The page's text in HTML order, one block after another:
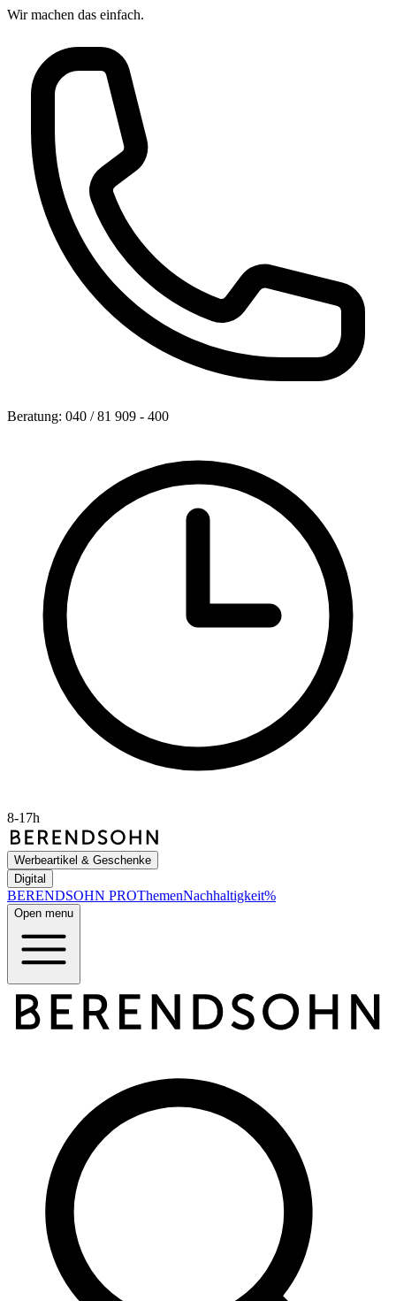
Wir machen das einfach.
Beratung: 040 / 81 909 - 400
8-17h
Werbeartikel & Geschenke
Digital
BERENDSOHN PROThemenNachhaltigkeit%
Open menu